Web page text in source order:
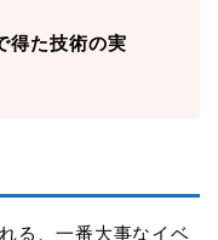
得た技術の実
る、一番大事なイベ